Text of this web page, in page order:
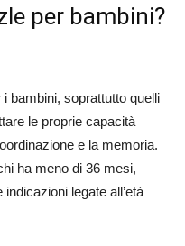
per bambini?
bambini, soprattutto quelli
le proprie capacità
e la memoria.
ha meno di 36 mesi,
legate all’età